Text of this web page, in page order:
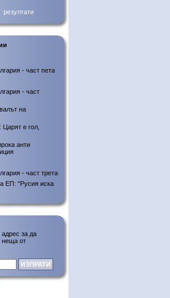
резултати
- част пета
- част
на
е гол,
анти
- част трета
ЕП: "Русия иска
за да
неща от